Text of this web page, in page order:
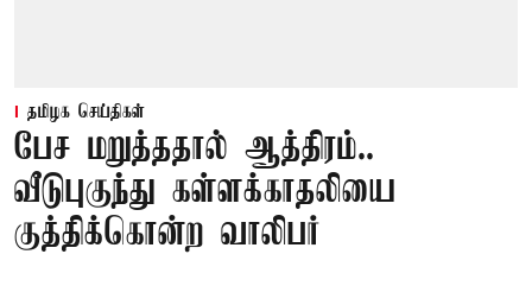
தமிழக செய்திகள்
பேச மறுத்ததால் ஆத்திரம்..
வீடுபுகுந்து கள்ளக்காதலியை
குத்திக்கொன்ற வாலிபர்